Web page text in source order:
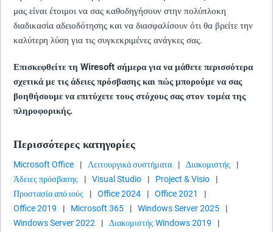
μας είναι έτοιμοι να σας καθοδηγήσουν στην πολύπλοκη
διαδικασία αδειοδότησης και να διασφαλίσουν ότι θα βρείτε την
καλύτερη λύση για τις συγκεκριμένες ανάγκες σας.
Επισκεφθείτε τη Wiresoft σήμερα για να μάθετε περισσότερα
σχετικά με τις άδειες πρόσβασης και πώς μπορούμε να σας
βοηθήσουμε να επιτύχετε τους στόχους σας στον τομέα της
πληροφορικής.
Περισσότερες κατηγορίες
Microsoft Office | Λειτουργικά συστήματα | Διακομιστής
|
Άδειες πρόσβασης
| Visual Studio | Project & Visio
|
Προστασία από ιούς
| Office 2024 | Office 2021
|
Office 2019
| Microsoft 365 | Windows Server 2025
|
Windows Server 2022
| Διακομιστής Windows 2019
|